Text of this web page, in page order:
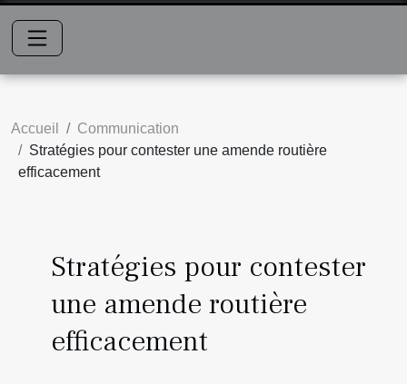
Accueil
Communication
Stratégies pour contester une amende routière
efficacement
Stratégies pour contester
une amende routière
efficacement